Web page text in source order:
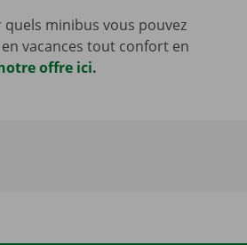
minibus vous pouvez
vacances tout confort en
offre ici.